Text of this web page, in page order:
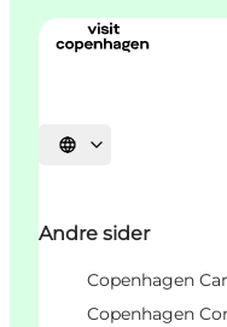
Vælg sprog
Andre sider
Copenhagen
Copenhagen